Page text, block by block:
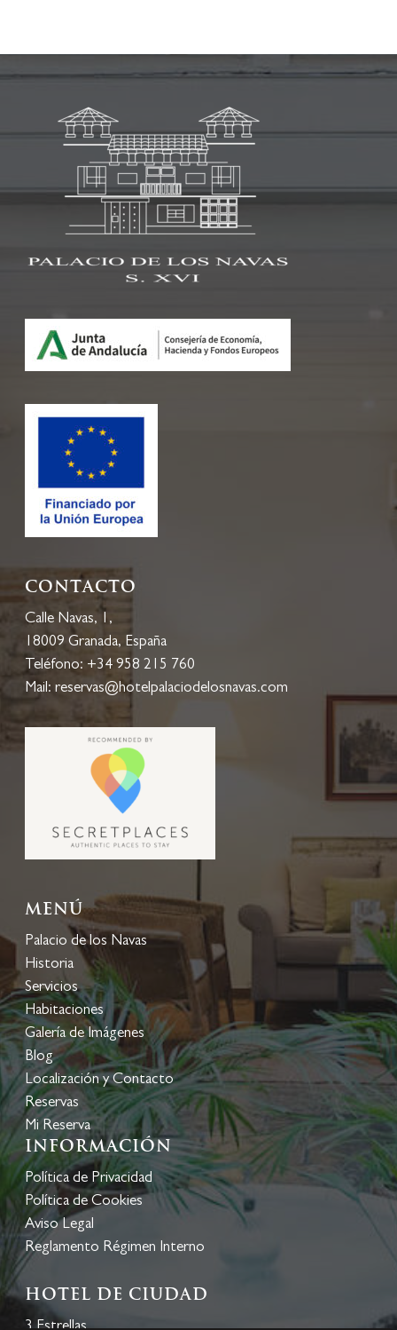
Contacto
Calle Navas, 1,
18009 Granada, España
Teléfono: +34 958 215 760
Mail: reservas@hotelpalaciodelosnavas.com
Menú
Palacio de los Navas
Historia
Servicios
Habitaciones
Galería de Imágenes
Blog
Localización y Contacto
Reservas
Mi Reserva
Información
Política de Privacidad
Política de Cookies
Aviso Legal
Reglamento Régimen Interno
HOTEL DE CIUDAD